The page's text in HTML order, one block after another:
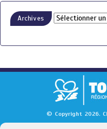
Archives
© Copyright 2026.